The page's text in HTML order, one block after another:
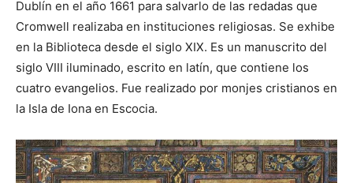
Dublín en el año 1661 para salvarlo de las redadas que
Cromwell realizaba en instituciones religiosas. Se exhibe
en la Biblioteca desde el siglo XIX. Es un manuscrito del
siglo VIII iluminado, escrito en latín, que contiene los
cuatro evangelios. Fue realizado por monjes cristianos en
la Isla de Iona en Escocia.